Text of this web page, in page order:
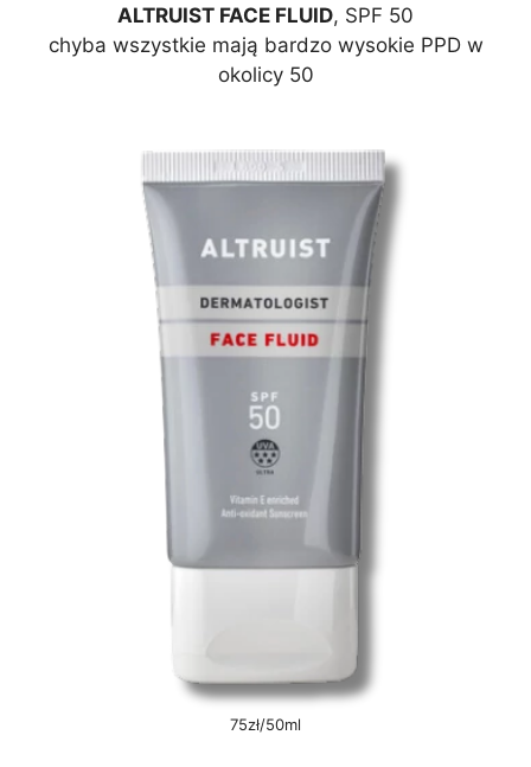
ALTRUIST FACE FLUID, SPF 50
chyba wszystkie mają bardzo wysokie PPD w
okolicy 50
75zł/50ml